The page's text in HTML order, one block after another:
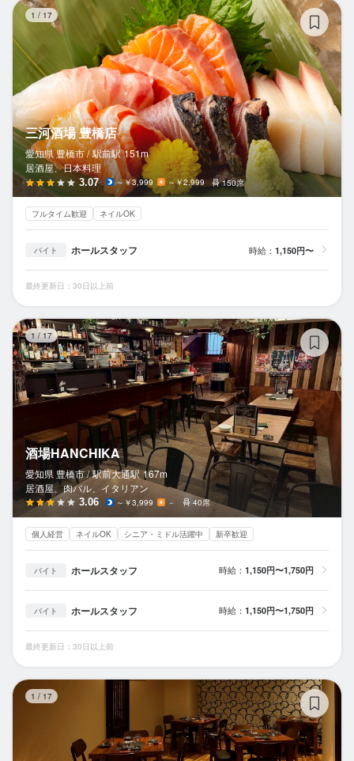
1 / 17
三河酒場 豊橋店
愛知県 豊橋市 / 駅前駅 151m
居酒屋、日本料理
3.07 ～￥3,999 ～￥2,999 150席
フルタイム歓迎 ネイルOK
バイト ホールスタッフ 時給： 1,150円〜
最終更新日：30日以上前
1/ 17
酒場HANCHIKA
愛知県 豊橋市 / 駅前大通駅 167m
居酒屋、肉バル、イタリアン
3.06 ～￥3,999 － 40席
個人経営 ネイルOK シニア・ミドル活躍中 新卒歓迎
バイト ホールスタッフ 時給： 1,150円〜1,750円
バイト ホールスタッフ 時給： 1,150円〜1,750円
最終更新日：30日以上前
1 / 17